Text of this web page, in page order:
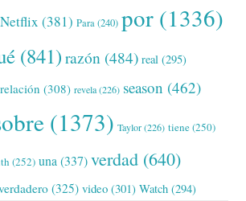
Netflix (381) Para(240) por (1336)
(841) razón (484) real (295)
relación (308) revela(226) season (462)
(1373) Taylor(226) tiene(250)
(252) una (337) verdad (640)
(325) video (301) Watch (294)